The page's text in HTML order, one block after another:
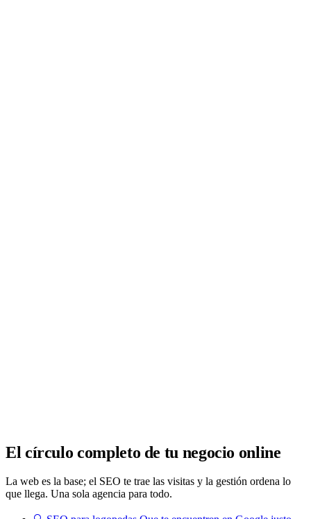
El círculo completo de tu negocio online
La web es la base; el SEO te trae las visitas y la gestión ordena lo
que llega. Una sola agencia para todo.